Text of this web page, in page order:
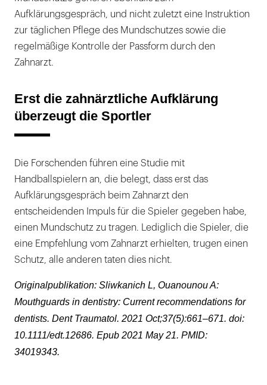
Aufklärungsgespräch, und nicht zuletzt eine Instruktion
zur täglichen Pflege des Mundschutzes sowie die
regelmäßige Kontrolle der Passform durch den
Zahnarzt.
Erst die zahnärztliche Aufklärung
überzeugt die Sportler
Die Forschenden führen eine Studie mit
Handballspielern an, die belegt, dass erst das
Aufklärungsgespräch beim Zahnarzt den
entscheidenden Impuls für die Spieler gegeben habe,
einen Mundschutz zu tragen. Lediglich die Spieler, die
eine Empfehlung vom Zahnarzt erhielten, trugen einen
Schutz, alle anderen taten dies nicht.
Originalpublikation: Sliwkanich L, Ouanounou A:
Mouthguards in dentistry: Current recommendations for
dentists. Dent Traumatol. 2021 Oct;37(5):661–671. doi:
10.1111/edt.12686. Epub 2021 May 21. PMID:
34019343.